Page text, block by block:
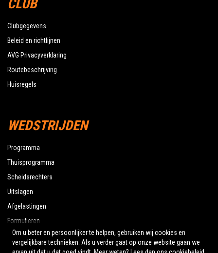
CLUB
Clubgegevens
Beleid en richtlijnen
AVG Privacyverklaring
Routebeschrijving
Huisregels
WEDSTRIJDEN
Programma
Thuisprogramma
Scheidsrechters
Uitslagen
Afgelastingen
Formulieren
Om u beter en persoonlijker te helpen, gebruiken wij cookies en
vergelijkbare technieken. Als u verder gaat op onze website gaan we